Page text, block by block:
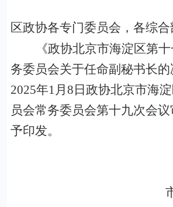
区政协各专门委员会，各综合
《政协北京市海淀区第
务委员会关于任命副秘书长
2025年1月 8 日政协北京市海
员会常务委员会第十九次会
予印发。